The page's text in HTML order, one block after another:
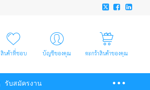
สินค้าที่ชอบ บัญชีของคุณ ตะกร้าสินค้าของคุณ
รับสมัครงาน